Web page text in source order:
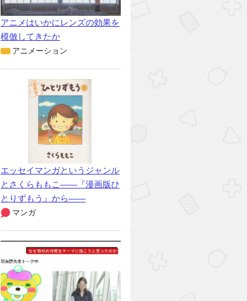
アニメはいかにレンズの効果を
模倣してきたか
アニメーション
エッセイマンガというジャンル
とさくらももこ――『漫画版ひ
とりずもう』から――
マンガ